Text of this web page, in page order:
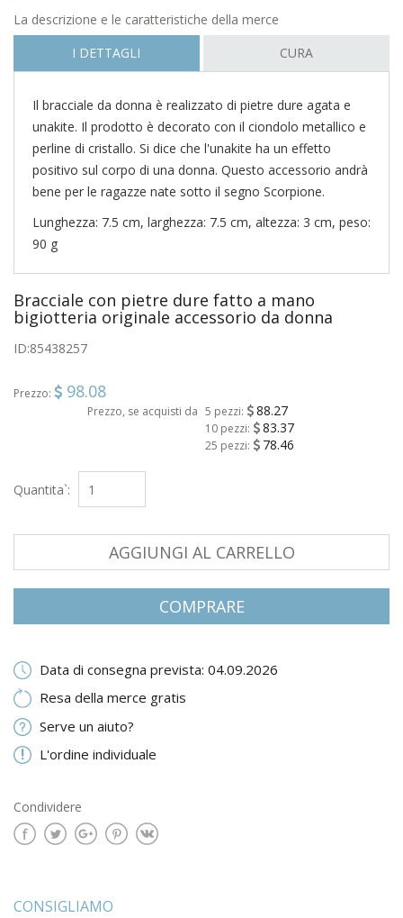
La descrizione e le caratteristiche della merce
I DETTAGLI
CURA
Il bracciale da donna è realizzato di pietre dure agata e
unakite. Il prodotto è decorato con il ciondolo metallico e
perline di cristallo. Si dice che l'unakite ha un effetto
positivo sul corpo di una donna. Questo accessorio andrà
bene per le ragazze nate sotto il segno Scorpione.
Lunghezza: 7.5 cm, larghezza: 7.5 cm, altezza: 3 cm, peso:
90 g
Bracciale con pietre dure fatto a mano
bigiotteria originale accessorio da donna
ID:85438257
Prezzo: 98.08
Prezzo, se acquisti da 5 pezzi: 88.27
10 pezzi: 83.37
25 pezzi: 78.46
Quantita`:
AGGIUNGI AL CARRELLO
COMPRARE
Data di consegna prevista: 04.09.2026
Resa della merce gratis
Serve un aiuto?
L'ordine individuale
Condividere
CONSIGLIAMO